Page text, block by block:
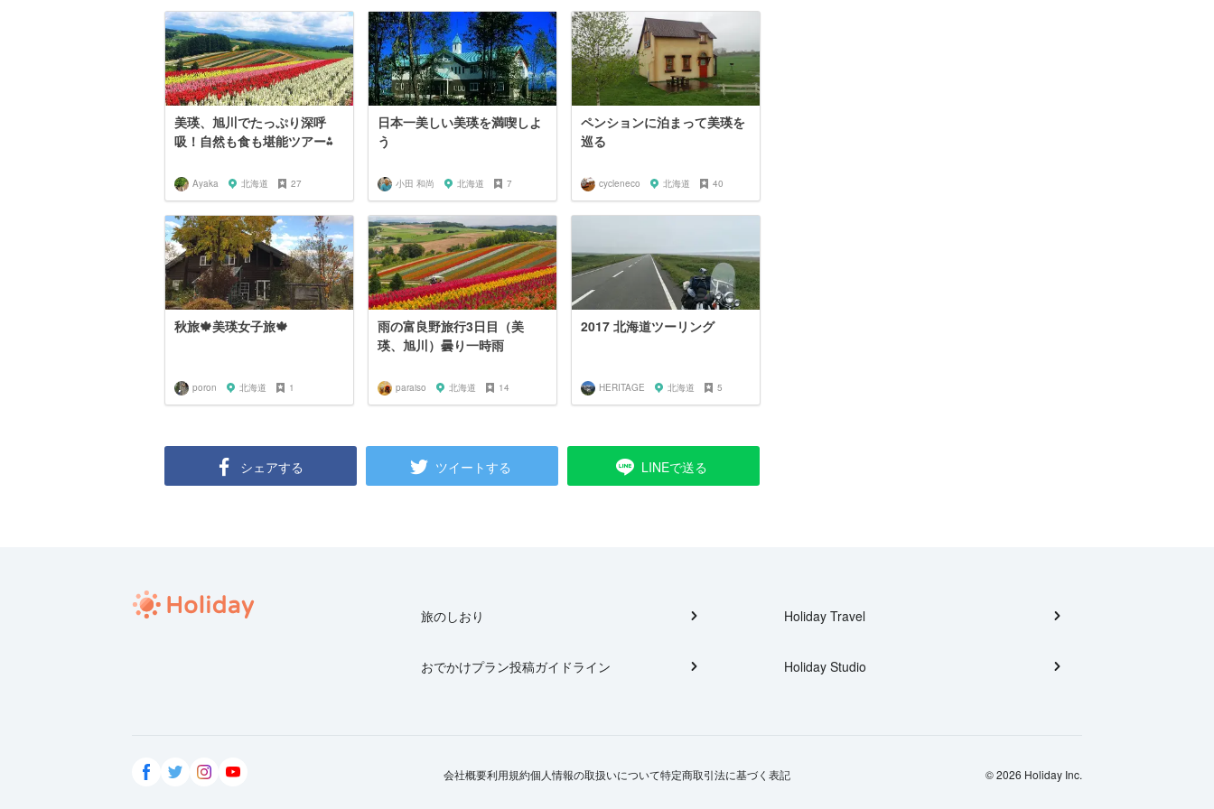
美瑛、旭川でたっぷり深呼
吸！自然も食も堪能ツアー⁂
Ayaka 北海道 27
日本一美しい美瑛を満喫しよ
う
小田 和尚 北海道 7
ペンションに泊まって美瑛を
巡る
cycleneco 北海道 40
秋旅🍁美瑛女子旅🍁
poron 北海道 1
雨の富良野旅行3日目（美
瑛、旭川）曇り一時雨
paraiso 北海道 14
2017 北海道ツーリング
HERITAGE 北海道 5
シェアする ツイートする LINEで送る
旅のしおり
おでかけプラン投稿ガイドライン
Holiday Travel
Holiday Studio
会社概要利用規約個人情報の取扱いについて特定商取引法に基づく表記 © 2026 Holiday Inc.